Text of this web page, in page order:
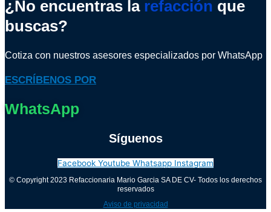
¿No encuentras la refacción que
buscas?
Cotiza con nuestros asesores especializados por WhatsApp
ESCRÍBENOS POR
WhatsApp
Síguenos
Facebook Youtube Whatsapp Instagram
© Copyright 2023 Refaccionaria Mario Garcia SA DE CV- Todos los derechos
reservados
Aviso de privacidad